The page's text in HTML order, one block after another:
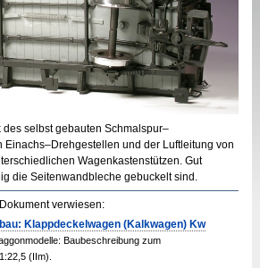
des selbst gebauten Schmalspur–
Einachs–Drehgestellen und der Luftleitung von
Wagenkastenstützen. Gut
die Seitenwandbleche gebuckelt sind.
verwiesen:
Klappdeckelwagen (Kalkwagen) Kw
Baubeschreibung zum
(IIm).